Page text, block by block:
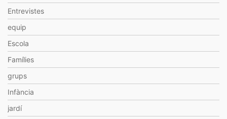
Entrevistes
equip
Escola
Famílies
grups
Infància
jardí